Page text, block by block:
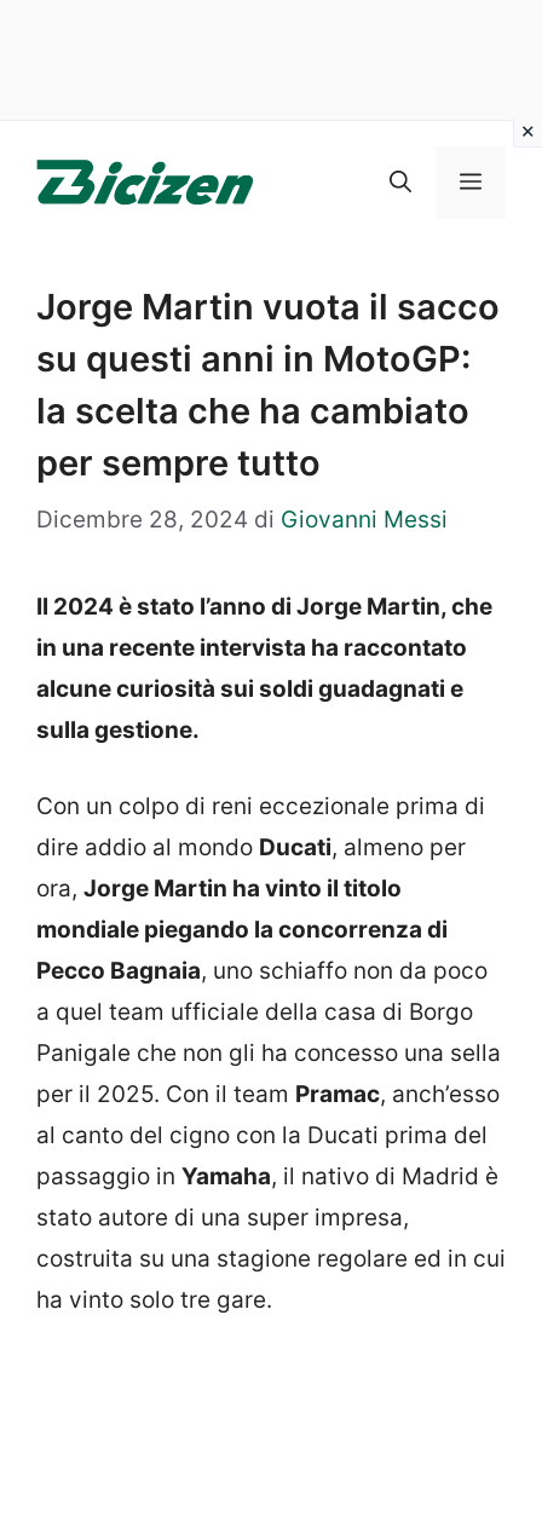
Menu
Jorge Martin vuota il sacco
su questi anni in MotoGP:
la scelta che ha cambiato
per sempre tutto
Dicembre 28, 2024 di Giovanni Messi
Il 2024 è stato l’anno di Jorge Martin, che
in una recente intervista ha raccontato
alcune curiosità sui soldi guadagnati e
sulla gestione.
Con un colpo di reni eccezionale prima di
dire addio al mondo Ducati, almeno per
ora, Jorge Martin ha vinto il titolo
mondiale piegando la concorrenza di
Pecco Bagnaia, uno schiaffo non da poco
a quel team ufficiale della casa di Borgo
Panigale che non gli ha concesso una sella
per il 2025. Con il team Pramac, anch’esso
al canto del cigno con la Ducati prima del
passaggio in Yamaha, il nativo di Madrid è
stato autore di una super impresa,
costruita su una stagione regolare ed in cui
ha vinto solo tre gare.